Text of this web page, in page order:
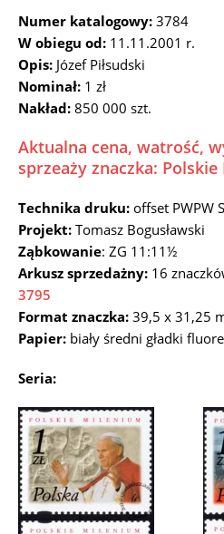
Numer katalogowy: 3784
W obiegu od: 11.11.2001 r.
Opis: Józef Piłsudski
Nominał: 1 zł
Nakład: 850 000 szt.
Aktualna cena, watrość,
sprzeaży znaczka:
Technika druku: offset PWPW
Projekt: Tomasz Bogusławski
Ząbkowanie: ZG 11:11½
Arkusz sprzedażny: 16
3795
Format znaczka: 39,5 x 31,25
Papier: biały średni gładki
Seria: